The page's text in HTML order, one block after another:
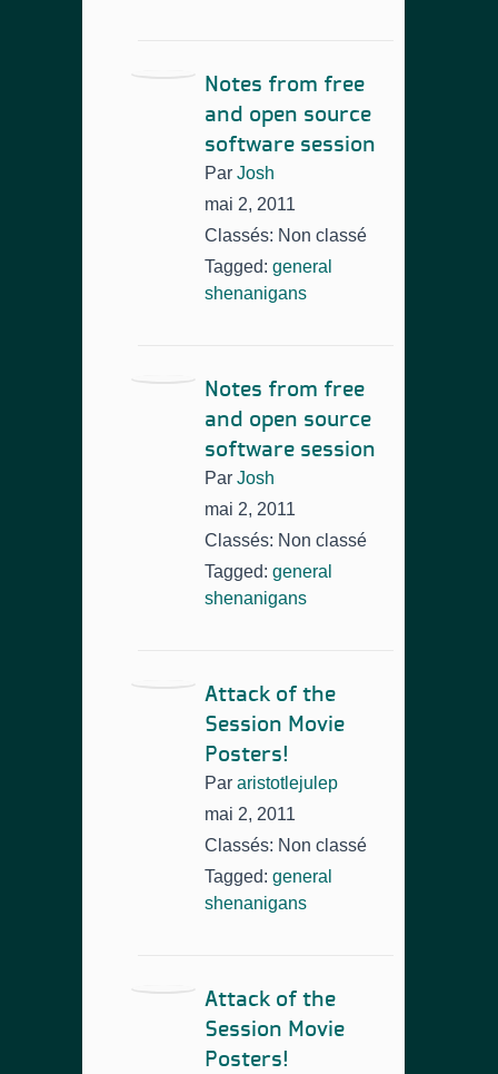
Notes from free
and open source
software session
Par Josh
mai 2, 2011
Classés: Non classé
Tagged: general
shenanigans
Notes from free
and open source
software session
Par Josh
mai 2, 2011
Classés: Non classé
Tagged: general
shenanigans
Attack of the
Session Movie
Posters!
Par aristotlejulep
mai 2, 2011
Classés: Non classé
Tagged: general
shenanigans
Attack of the
Session Movie
Posters!